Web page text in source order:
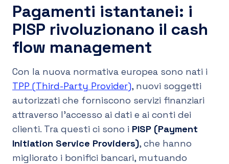
Pagamenti istantanei: i
PISP rivoluzionano il cash
flow management
Con la nuova normativa europea sono nati i
TPP (Third-Party Provider), nuovi soggetti
autorizzati che forniscono servizi finanziari
attraverso l'accesso ai dati e ai conti dei
clienti. Tra questi ci sono i PISP (Payment
Initiation Service Providers), che hanno
migliorato i bonifici bancari, mutuando